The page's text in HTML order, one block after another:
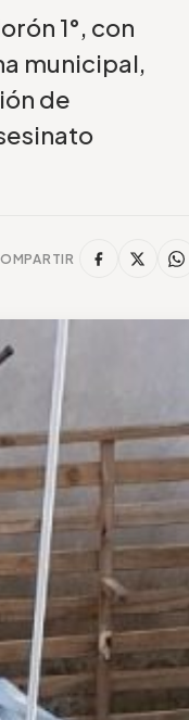
1°, con
municipal,
de